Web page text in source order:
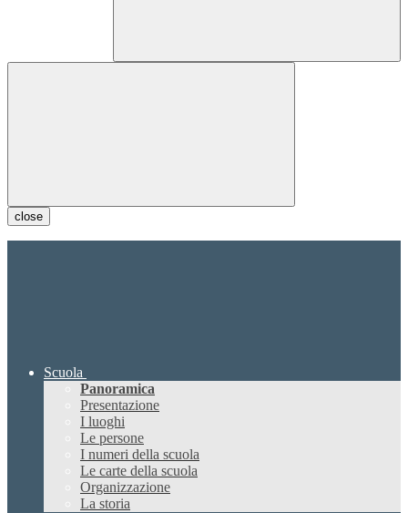
close
Scuola
Panoramica
Presentazione
I luoghi
Le persone
I numeri della scuola
Le carte della scuola
Organizzazione
La storia